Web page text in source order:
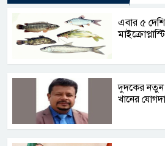
এবার ৫
দুদকের নতুন
খানের